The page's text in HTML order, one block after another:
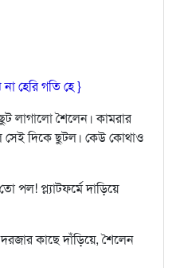
হেরি গতি হে }
লাগালো শৈলেন। কামরার
সেই দিকে ছুটল। কেউ কোথাও
পল! প্ল‍্যাটফর্মে দাড়িয়ে
কাছে দাঁড়িয়ে, শৈলেন